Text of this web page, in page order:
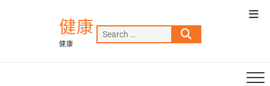
健康
健康
Search
…